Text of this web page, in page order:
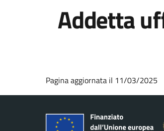
Addetta
Pagina aggiornata il 11/03/2025